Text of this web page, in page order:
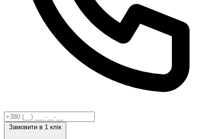
Замовити в 1 клік